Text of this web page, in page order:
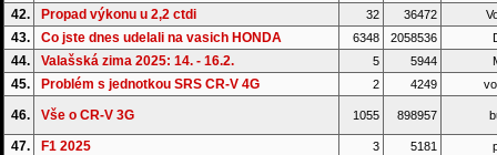
42. Propad výkonu u 2,2 ctdi 32 36472
43. Co jste dnes udelali na vasich HONDA 6348 2058536
44. Valašská zima 2025: 14. - 16.2. 5 5944
45. Problém s jednotkou SRS CR-V 4G 2 4249
46. Vše o CR-V 3G 1055 898957
47. F1 2025 3 5181